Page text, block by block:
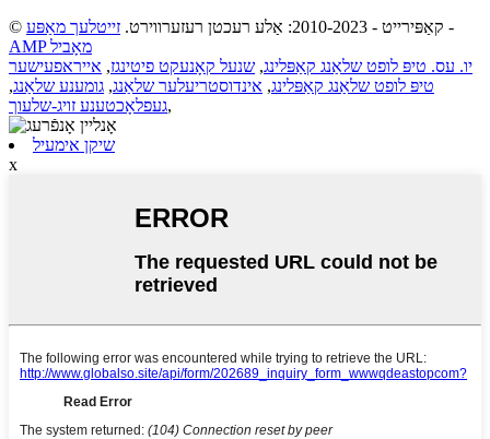
© קאַפּירייט - 2010-2023: אַלע רעכטן רעזערווירט.
זייטלעך מאַפּע
-
AMP מאָביל
יו. עס. טיפּ לופט שלאַנג קאַפּלינג, שנעל קאָנעקט פיטינגז, אייראפעישער
טיפּ לופט שלאַנג קאַפּלינג, אינדוסטריעלער שלאַנג, גומענע שלאַנג,
געפלאָכטענע זויג-שלעוך,
שיקן אימעיל
x